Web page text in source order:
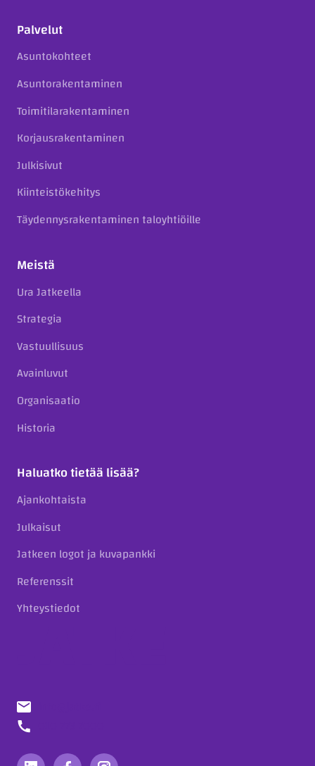
Palvelut
Asuntokohteet
Asuntorakentaminen
Toimitilarakentaminen
Korjausrakentaminen
Julkisivut
Kiinteistökehitys
Täydennysrakentaminen taloyhtiöille
Meistä
Ura Jatkeella
Strategia
Vastuullisuus
Avainluvut
Organisaatio
Historia
Haluatko tietää lisää?
Ajankohtaista
Julkaisut
Jatkeen logot ja kuvapankki
Referenssit
Yhteystiedot